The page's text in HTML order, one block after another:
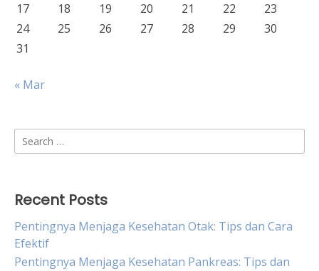
17
18 19 20 21 22
23
24
25 26 27 28 29
30
31
« Mar
Search
for:
Recent Posts
Pentingnya Menjaga Kesehatan Otak: Tips dan Cara
Efektif
Pentingnya Menjaga Kesehatan Pankreas: Tips dan